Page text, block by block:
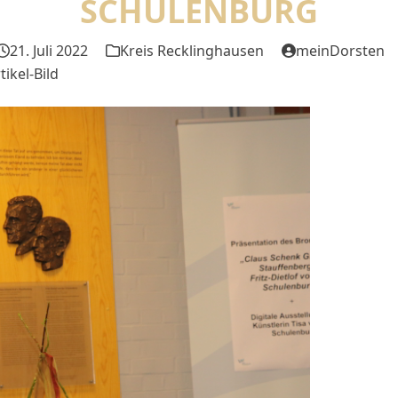
SCHULENBURG
21. Juli 2022 Kreis Recklinghausen meinDorsten